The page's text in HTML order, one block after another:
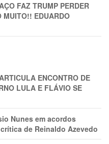
FAZ TRUMP PERDER
MUITO!! EDUARDO
ENCONTRO DE
LULA E FLÁVIO SE
Nunes em acordos
de Reinaldo Azevedo